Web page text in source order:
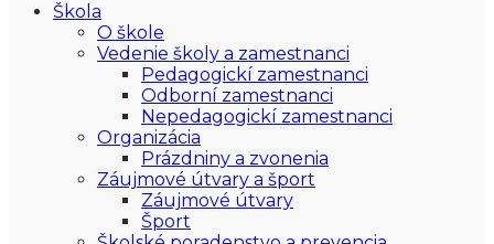
Škola
O škole
Vedenie školy a zamestnanci
Pedagogickí zamestnanci
Odborní zamestnanci
Nepedagogickí zamestnanci
Organizácia
Prázdniny a zvonenia
Záujmové útvary a šport
Záujmové útvary
Šport